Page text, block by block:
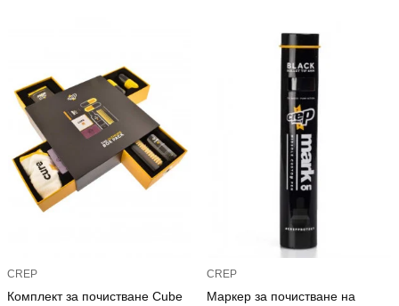
CREP
Комплект за почистване Cube
CREP
Маркер за почистване на